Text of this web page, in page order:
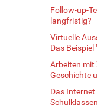
Follow-up-
langfristig?
Virtuelle
Das
Arbeiten mit
Geschichte
Das
Schulklassen